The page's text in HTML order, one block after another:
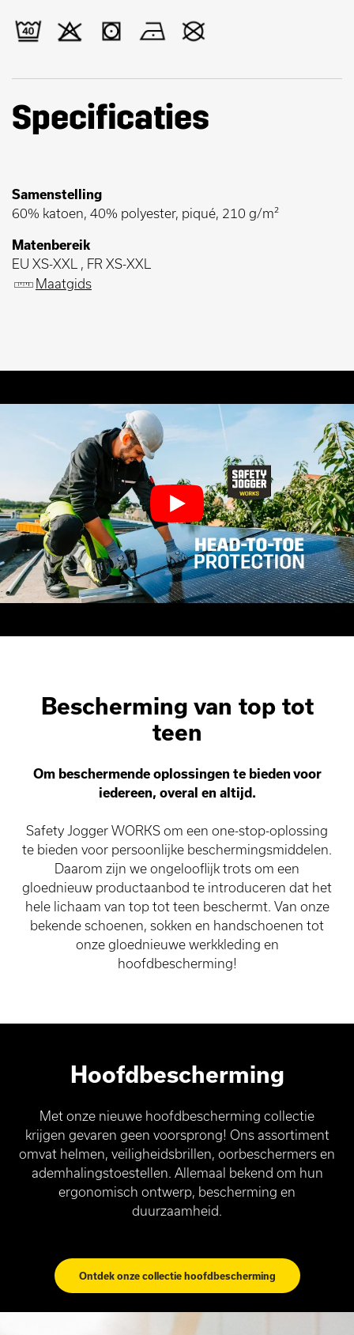
Specificaties
Samenstelling
60% katoen, 40% polyester, piqué, 210 g/m²
Matenbereik
EU XS-XXL , FR XS-XXL
Maatgids
Bescherming van top tot
teen
Om beschermende oplossingen te bieden voor
iedereen, overal en altijd.
Safety Jogger WORKS om een one-stop-oplossing
te bieden voor persoonlijke beschermingsmiddelen.
Daarom zijn we ongelooflijk trots om een
gloednieuw productaanbod te introduceren dat het
hele lichaam van top tot teen beschermt. Van onze
bekende schoenen, sokken en handschoenen tot
onze gloednieuwe werkkleding en
hoofdbescherming!
Hoofdbescherming
Met onze nieuwe hoofdbescherming collectie
krijgen gevaren geen voorsprong! Ons assortiment
omvat helmen, veiligheidsbrillen, oorbeschermers en
ademhalingstoestellen. Allemaal bekend om hun
ergonomisch ontwerp, bescherming en
duurzaamheid.
Ontdek onze collectie hoofdbescherming